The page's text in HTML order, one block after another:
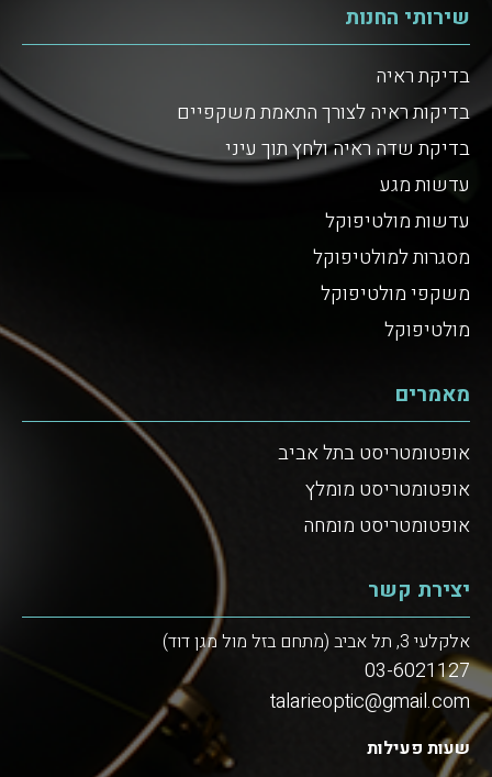
שירותי החנות
בדיקת ראיה
בדיקות ראיה לצורך התאמת משקפיים
בדיקת שדה ראיה ולחץ תוך עיני
עדשות מגע
עדשות מולטיפוקל
מסגרות למולטיפוקל
משקפי מולטיפוקל
מולטיפוקל
מאמרים
אופטומטריסט בתל אביב
אופטומטריסט מומלץ
אופטומטריסט מומחה
יצירת קשר
אלקלעי 3, תל אביב (מתחם בזל מול מגן דוד)
03-6021127
talarieoptic@gmail.com
שעות פעילות